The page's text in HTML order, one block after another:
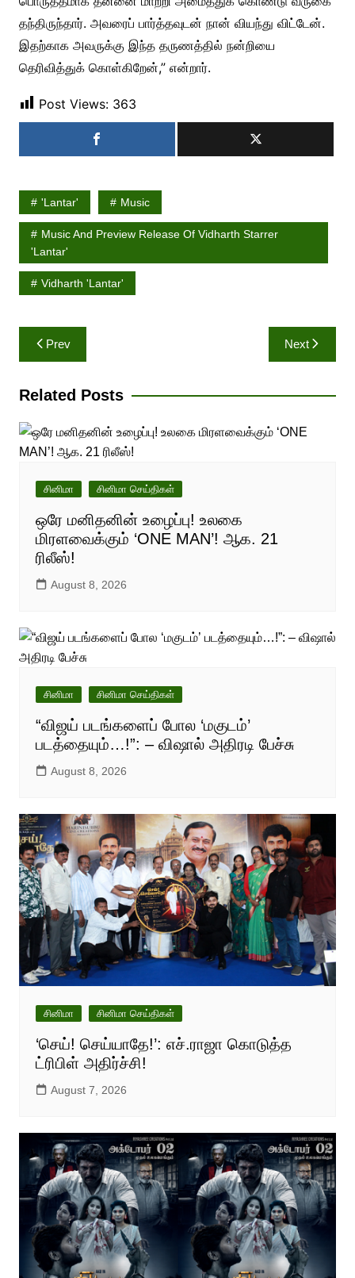
தந்திருந்தார். அவரைப் பார்த்தவுடன் நான் வியந்து விட்டேன்.‌
இதற்காக அவருக்கு இந்த தருணத்தில் நன்றியை
தெரிவித்துக் கொள்கிறேன்,” என்றார்.
Post Views: 363
'Lantar' Music
Music And Preview Release Of Vidharth Starrer
'Lantar'
Vidharth 'Lantar'
Post
navigation
Prev Next
Related Posts
சினிமா சினிமா செய்திகள்
ஒரே மனிதனின் உழைப்பு! உலகை
மிரளவைக்கும் ‘ONE MAN’! ஆக. 21
ரிலீஸ்!
August 8, 2026
சினிமா சினிமா செய்திகள்
“விஜய் படங்களைப் போல ‘மகுடம்’
படத்தையும்…!”: – விஷால் அதிரடி பேச்சு
August 8, 2026
சினிமா சினிமா செய்திகள்
‘செய்! செய்யாதே!’: எச்.ராஜா கொடுத்த
ட்ரிபிள் அதிர்ச்சி!
August 7, 2026